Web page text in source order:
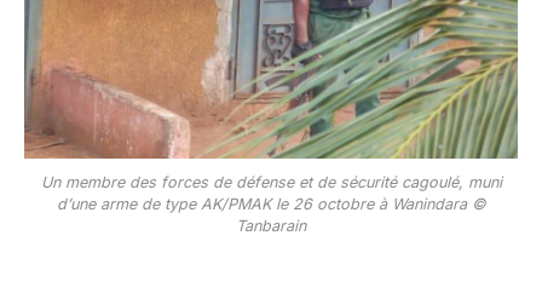
Un membre des forces de défense et de sécurité cagoulé, muni
d’une arme de type AK/PMAK le 26 octobre à Wanindara ©
Tanbarain